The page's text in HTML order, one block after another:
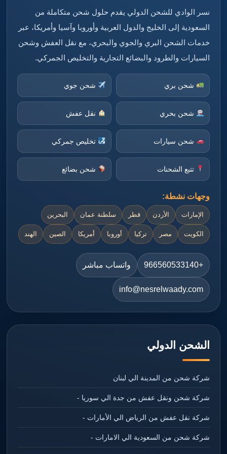
نسر الوادي للشحن الدولي يقدم حلول شحن متكاملة من
السعودية إلى الخليج والدول العربية وأوروبا وآسيا وأمريكا، عبر
خدمات الشحن البري والجوي والبحري، مع نقل العفش وشحن
السيارات والطرود والبضائع التجارية والتخليص الجمركي.
شحن بري شحن جوي
شحن بحري نقل عفش
شحن سيارات تخليص جمركي
تتبع الشحنات شحن بضائع
وجهات نشطة:
الإمارات الأردن قطر سلطنة عمان البحرين
الكويت مصر تركيا أوروبا أمريكا الصين الهند
+966560533140 واتساب مباشر
info@nesrelwaady.com
الشحن الدولي
شركة شحن من المدينة الي لبنان
شركة شحن ونقل عفش من جدة الي سوريا -
شركة نقل عفش من الرياض الي الأمارات -
شركة شحن من السعودية الي الامارات -